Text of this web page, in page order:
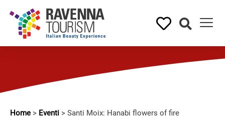
Home > Eventi > Santi Moix: Hanabi flowers of fire